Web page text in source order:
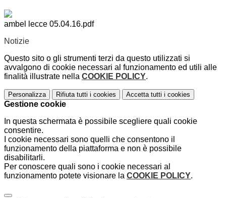
ambel lecce 05.04.16.pdf
Notizie
Questo sito o gli strumenti terzi da questo utilizzati si
avvalgono di cookie necessari al funzionamento ed utili alle
finalità illustrate nella COOKIE POLICY.
Personalizza Rifiuta tutti i cookies Accetta tutti i cookies
Gestione cookie
In questa schermata è possibile scegliere quali cookie
consentire.
I cookie necessari sono quelli che consentono il
funzionamento della piattaforma e non è possibile
disabilitarli.
Per conoscere quali sono i cookie necessari al
funzionamento potete visionare la COOKIE POLICY.